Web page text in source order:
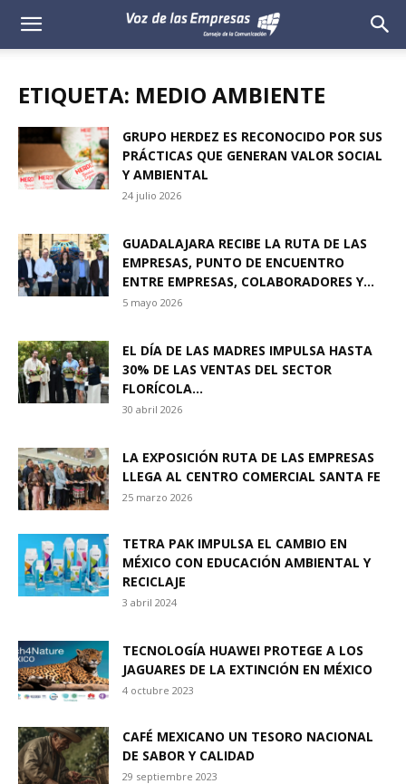
Voz
Empresas
ETIQUETA: MEDIO AMBIENTE
GRUPO HERDEZ ES RECONOCIDO POR SUS
PRÁCTICAS QUE GENERAN VALOR SOCIAL
Y AMBIENTAL
24 julio 2026
GUADALAJARA RECIBE LA RUTA DE LAS
EMPRESAS, PUNTO DE ENCUENTRO
ENTRE EMPRESAS, COLABORADORES Y...
5 mayo 2026
EL DÍA DE LAS MADRES IMPULSA HASTA
30% DE LAS VENTAS DEL SECTOR
FLORÍCOLA...
30 abril 2026
LA EXPOSICIÓN RUTA DE LAS EMPRESAS
LLEGA AL CENTRO COMERCIAL SANTA FE
25 marzo 2026
TETRA PAK IMPULSA EL CAMBIO EN
MÉXICO CON EDUCACIÓN AMBIENTAL Y
RECICLAJE
3 abril 2024
TECNOLOGÍA HUAWEI PROTEGE A LOS
JAGUARES DE LA EXTINCIÓN EN MÉXICO
4 octubre 2023
CAFÉ MEXICANO UN TESORO NACIONAL
DE SABOR Y CALIDAD
29 septiembre 2023